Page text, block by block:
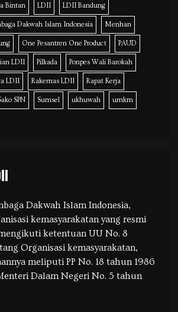
Bintan LDII LDII Bandung
Dakwah Islam Indonesia Menhan
One Pesantren One Product PAUD
LDII Pilkada Ponpes Wali Barokah
LDII Rakernas LDII Rapat Kerja
SPN Sumsel ukhuwah umkm
Dakwah Islam Indonesia,
kemasyarakatan yang resmi
ketentuan UU No. 8
Organisasi kemasyarakatan,
meliputi PP No. 18 tahun 1986
Dalam Negeri No. 5 tahun